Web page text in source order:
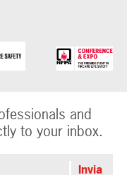
and
to your inbox.